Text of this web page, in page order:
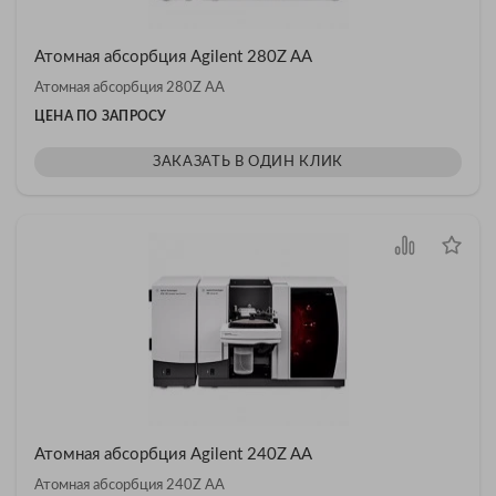
Атомная абсорбция Agilent 280Z AA
Атомная абсорбция 280Z AA
ЦЕНА ПО ЗАПРОСУ
ЗАКАЗАТЬ В ОДИН КЛИК
Атомная абсорбция Agilent 240Z AA
Атомная абсорбция 240Z AA